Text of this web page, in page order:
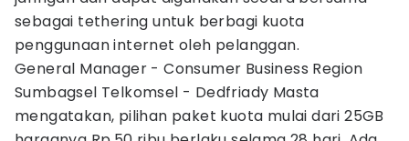
sebagai tethering untuk berbagi kuota
penggunaan internet oleh pelanggan.
General Manager - Consumer Business Region
Sumbagsel Telkomsel - Dedfriady Masta
mengatakan, pilihan paket kuota mulai dari 25GB